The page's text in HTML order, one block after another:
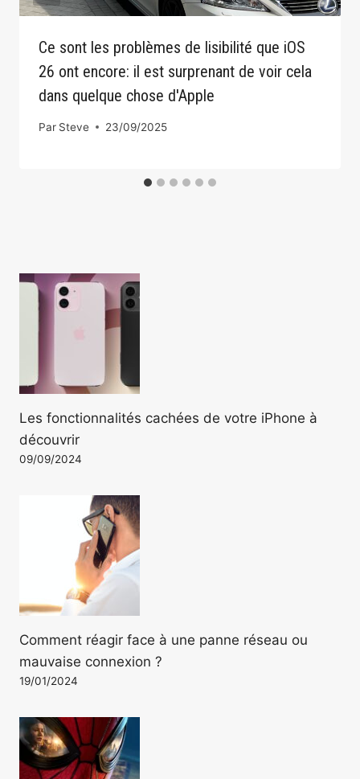
Ce sont les problèmes de lisibilité que iOS
26 ont encore: il est surprenant de voir cela
dans quelque chose d'Apple
Par Steve 23/09/2025
Les fonctionnalités cachées de votre iPhone à
découvrir
09/09/2024
Comment réagir face à une panne réseau ou
mauvaise connexion ?
19/01/2024